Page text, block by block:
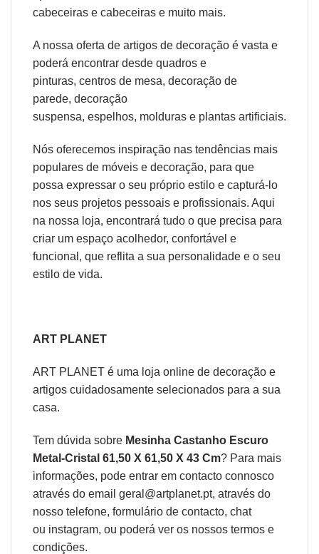
cabeceiras e cabeceiras e muito mais.
A nossa oferta de artigos de decoração é vasta e
poderá encontrar desde quadros e
pinturas, centros de mesa, decoração de
parede, decoração
suspensa, espelhos, molduras e plantas artificiais.
Nós oferecemos inspiração nas tendências mais
populares de móveis e decoração, para que
possa expressar o seu próprio estilo e capturá-lo
nos seus projetos pessoais e profissionais. Aqui
na nossa loja, encontrará tudo o que precisa para
criar um espaço acolhedor, confortável e
funcional, que reflita a sua personalidade e o seu
estilo de vida.
ART PLANET
ART PLANET é uma loja online de decoração e
artigos cuidadosamente selecionados para a sua
casa.
Tem dúvida sobre Mesinha Castanho Escuro
Metal-Cristal 61,50 X 61,50 X 43 Cm? Para mais
informações, pode entrar em contacto connosco
através do email geral@artplanet.pt, através do
nosso telefone, formulário de contacto, chat
ou instagram, ou poderá ver os nossos termos e
condições.